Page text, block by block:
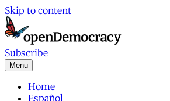
Skip to content
Subscribe
Menu
Home
Español